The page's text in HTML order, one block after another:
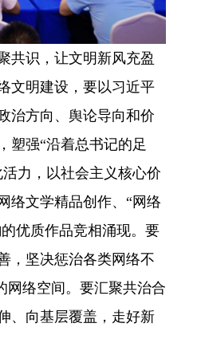
识，让文明新风充盈
文明建设，要以习近平
治方向、舆论导向和价
塑强“沿着总书记的足
力，以社会主义核心价
络文学精品创作、“网络
优质作品竞相涌现。要
，坚决惩治各类网络不
网络空间。要汇聚共治合
、向基层覆盖，走好新